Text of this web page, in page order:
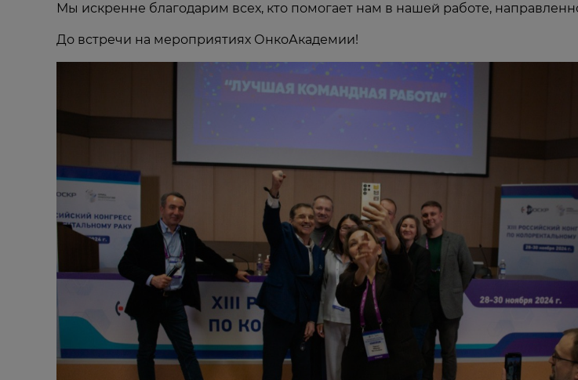
Мы искренне благодарим всех, кто помогает нам в нашей работе,
До встречи на мероприятиях ОнкоАкадемии!